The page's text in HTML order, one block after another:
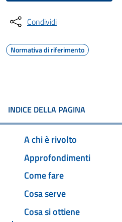
Condividi
Normativa di riferimento
INDICE DELLA PAGINA
A chi è rivolto
Approfondimenti
Come fare
Cosa serve
Cosa si ottiene